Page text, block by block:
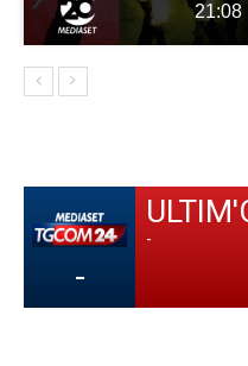
21:08
-
-